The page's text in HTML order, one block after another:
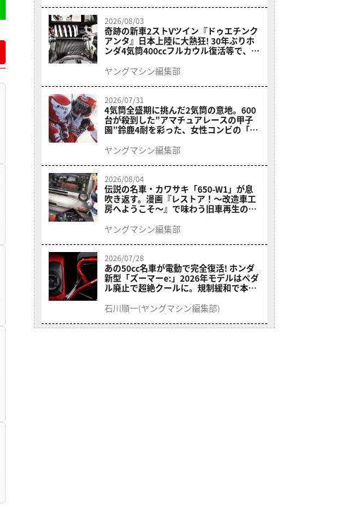
2026/08/03
奇跡の新車2ストVツイン『ドゥエチンク
アンタ』日本上陸に大熱狂! 30年ぶりホ
ンダ4気筒400ccフルカウル復活等で、ロ
ニュース振り返り】
ヤングマシン編集部
2026/07/31
4気筒全盛期に挑んだ2気筒の意地。600
台が殺到した”アマチュアレースの甲子
園”鈴鹿4耐を彩った、女性コンビの「ス
ヤングマシン編集部
2026/08/04
伝説の名車・カワサキ「650-W1」が息
吹き返す。漫画『レストア！～改造車工
房へようこそ～』で味わう旧車再生のロ
ヤングマシン編集部
2026/07/28
あの50cc名車が電動で完全復活! ホンダ
新型「ズーマーe:」2026年モデルはペダ
ル廃止で超絶クールに。規制緩和で本来
石川順一(ヤングマシン編集部)